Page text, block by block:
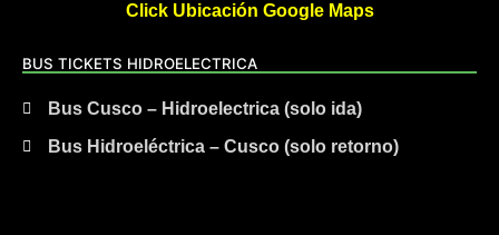
Click Ubicación Google Maps
BUS TICKETS HIDROELECTRICA
Bus Cusco – Hidroelectrica (solo ida)
Bus Hidroeléctrica – Cusco (solo retorno)